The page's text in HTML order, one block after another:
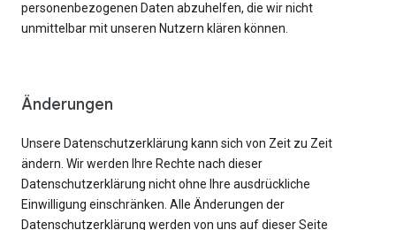
personenbezogenen Daten abzuhelfen, die wir nicht
unmittelbar mit unseren Nutzern klären können.
Änderungen
Unsere Datenschutzerklärung kann sich von Zeit zu Zeit
ändern. Wir werden Ihre Rechte nach dieser
Datenschutzerklärung nicht ohne Ihre ausdrückliche
Einwilligung einschränken. Alle Änderungen der
Datenschutzerklärung werden von uns auf dieser Seite